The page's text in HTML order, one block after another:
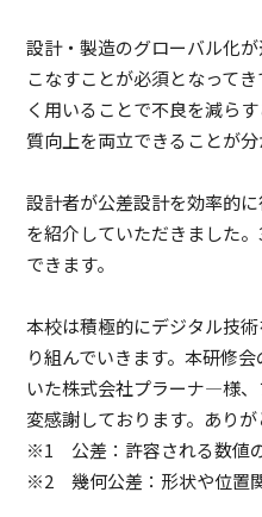
設計・製造のグローバル化
こなすことが必須となって
く用いることで不良を減ら
質向上を両立できることが分
設計者が公差設計を効率的
を紹介していただきました
できます。
本校は積極的にデジタル技
り組んでいきます。本研修
いた株式会社プラーナ―様
変感謝しております。ありが
※1 公差：許容される数値
※2 幾何公差：形状や位置